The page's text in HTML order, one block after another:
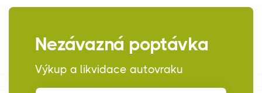
Nezávazná poptávka
Výkup a likvidace autovraku